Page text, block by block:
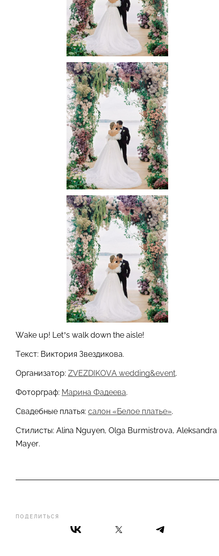
ПОДЕЛИТЬСЯ
Wake up! Let’s walk down the aisle!
Текст: Виктория Звездикова.
Организатор: ZVEZDIKOVA wedding&event.
Фоторграф: Марина Фадеева.
Свадебные платья: салон «Белое платье».
Стилисты: Alina Nguyen, Olga Burmistrova, Aleksandra
Mayer.